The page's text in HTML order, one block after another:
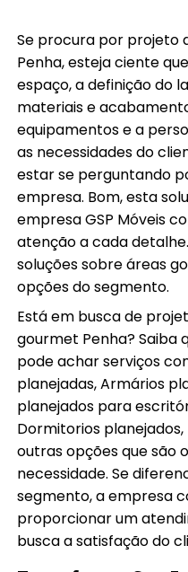
Se procura por projeto
Penha, esteja ciente
espaço, a definição do
materiais e
equipamentos e a
as necessidades do
estar se perguntando
empresa. Bom, esta
empresa GSP Móveis
atenção a cada
soluções sobre áreas
opções do segmento.
Está em busca de
gourmet Penha? Saiba
pode achar serviços
planejadas, Armários
planejados para
Dormitorios
outras opções que são
necessidade. Se
segmento, a empresa
proporcionar um
busca a satisfação do